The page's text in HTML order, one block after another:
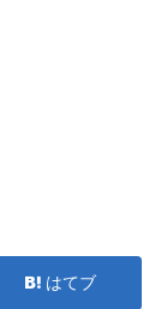
はてブ